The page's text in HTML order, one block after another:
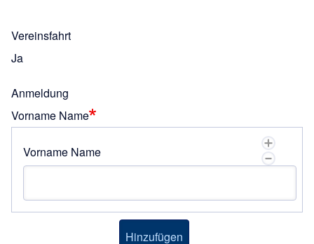
Vereinsfahrt
Ja
Anmeldung
Vorname Name
Vorname Name